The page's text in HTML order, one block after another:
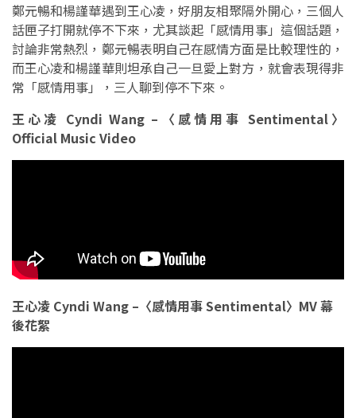
鄭元暢和楊謹華遇到王心凌，好朋友相聚隔外開心，三個人
話匣子打開就停不下來，尤其談起「感情用事」這個話題，
討論非常熱烈，鄭元暢表明自己在感情方面是比較理性的，
而王心凌和楊謹華則坦承自己一旦愛上對方，就會表現得非
常「感情用事」，三人聊到停不下來。
王心凌 Cyndi Wang –〈感情用事 Sentimental〉
Official Music Video
王心凌 Cyndi Wang –〈感情用事 Sentimental〉MV 幕
後花絮